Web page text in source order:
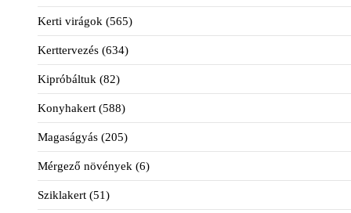
Kerti virágok (565)
Kerttervezés (634)
Kipróbáltuk (82)
Konyhakert (588)
Magaságyás (205)
Mérgező növények (6)
Sziklakert (51)